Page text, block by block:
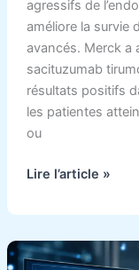
agressifs de
améliore la survie
avancés. Merck a
sacituzumab
résultats positifs
les patientes
ou
Lire l’article »
Prédire